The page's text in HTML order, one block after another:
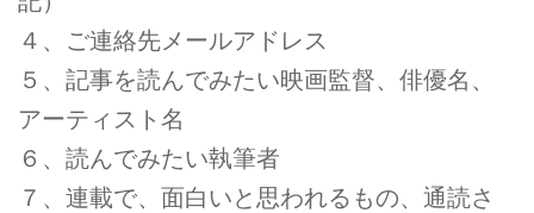
４、ご連絡先メールアドレス
５、記事を読んでみたい映画監督、俳優名、
アーティスト名
６、読んでみたい執筆者
７、連載で、面白いと思われるもの、通読さ